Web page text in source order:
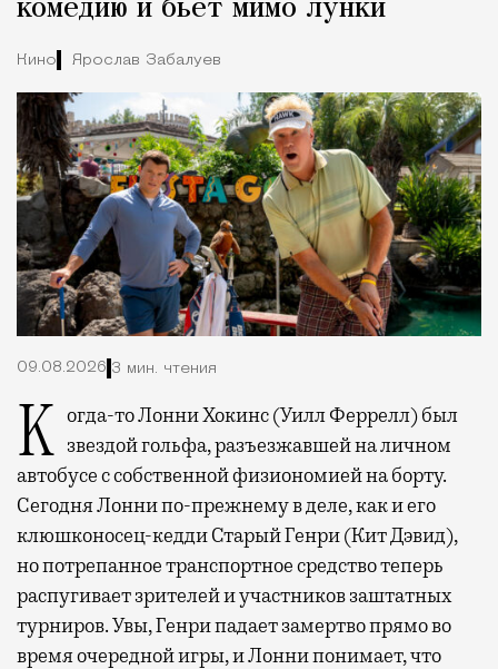
комедию и бьет мимо лунки
Кино Ярослав Забалуев
09.08.2026 3 мин. чтения
Когда-то Лонни Хокинс (Уилл Феррелл) был звездой гольфа, разъезжавшей на личном
автобусе с собственной физиономией на борту.
Сегодня Лонни по-прежнему в деле, как и его
клюшконосец-кедди Старый Генри (Кит Дэвид),
но потрепанное транспортное средство теперь
распугивает зрителей и участников заштатных
турниров. Увы, Генри падает замертво прямо во
время очередной игры, и Лонни понимает, что